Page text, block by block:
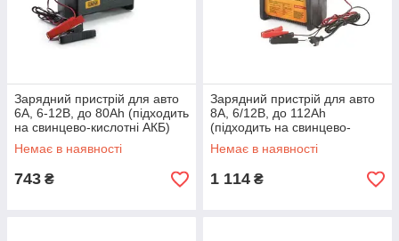
Зарядний пристрій для авто
6А, 6-12В, до 80Ah (підходить
на свинцево-кислотні АКБ)
(світлодіодний індикатор)
СИЛА
Немає в наявності
743 ₴
Зарядний пристрій для авто
8А, 6/12В, до 112Ah
(підходить на свинцево-
кислотні АКБ) (стрілочний
індикатор) СИЛА
Немає в наявності
1 114 ₴